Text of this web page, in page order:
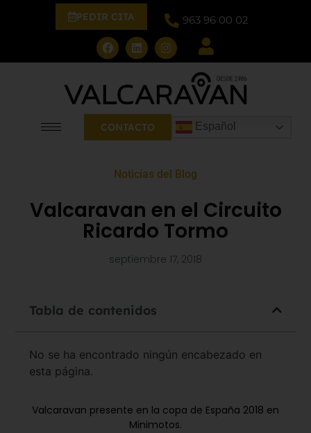
PEDIR CITA 963 96 00 02
CONTACTO Español
Noticias del Blog
Valcaravan en el Circuito
Ricardo Tormo
septiembre 17, 2018
Tabla de contenidos
No se ha encontrado ningún encabezado en
esta página.
Valcaravan presente en la copa de España 2018 en
Minimotos.